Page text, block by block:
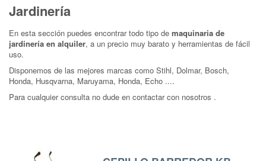
Jardinería
En esta sección puedes encontrar todo tipo de maquinaria de
jardinería en alquiler, a un precio muy barato y herramientas de fácil
uso.
Disponemos de las mejores marcas como Stihl, Dolmar, Bosch,
Honda, Husqvarna, Maruyama, Honda, Echo ....
Para cualquier consulta no dude en contactar con nosotros .